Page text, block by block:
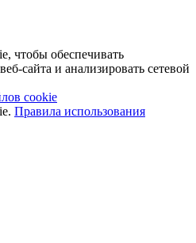
чтобы обеспечивать
сайта и анализировать сетевой
cookie
Правила использования